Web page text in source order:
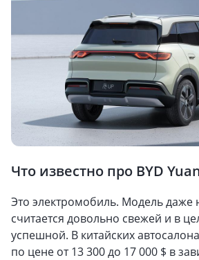
Что известно про BYD
Это электромобиль. Модель даже
считается довольно свежей и в
успешной. В китайских
по цене от 13 300 до 17 000 $ в